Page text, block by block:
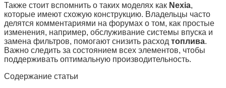
Также стоит вспомнить о таких моделях как Nexia,
которые имеют схожую конструкцию. Владельцы часто
делятся комментариями на форумах о том, как простые
изменения, например, обслуживание системы впуска и
замена фильтров, помогают снизить расход топлива.
Важно следить за состоянием всех элементов, чтобы
поддерживать оптимальную производительность.
Содержание статьи